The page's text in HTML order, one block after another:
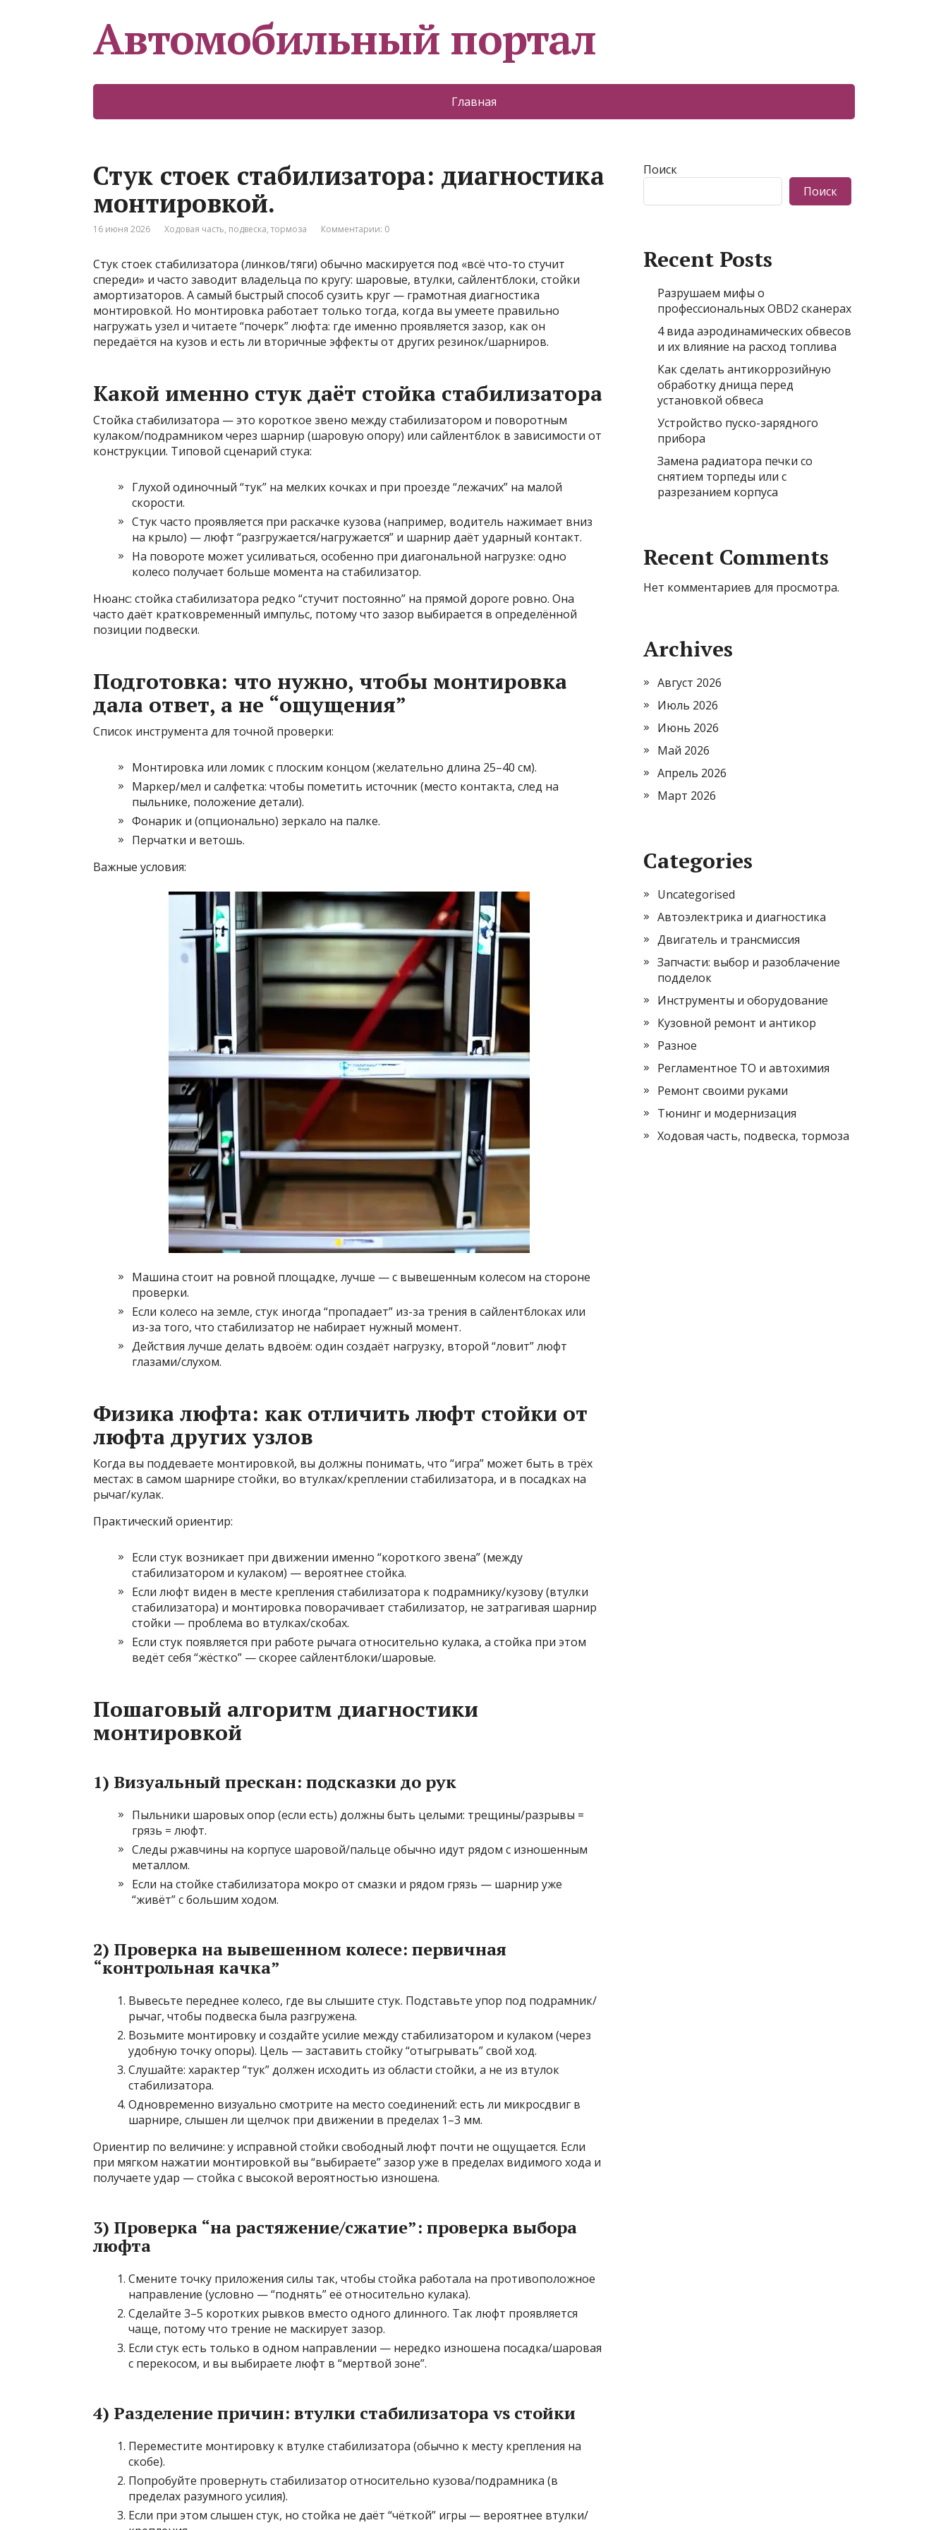
Автомобильный портал
Главная
Стук стоек стабилизатора: диагностика
монтировкой.
16 июня 2026 Ходовая часть, подвеска, тормоза Комментарии: 0
Стук стоек стабилизатора (линков/тяги) обычно маскируется под «всё что-то стучит
спереди» и часто заводит владельца по кругу: шаровые, втулки, сайлентблоки, стойки
амортизаторов. А самый быстрый способ сузить круг — грамотная диагностика
монтировкой. Но монтировка работает только тогда, когда вы умеете правильно
нагружать узел и читаете “почерк” люфта: где именно проявляется зазор, как он
передаётся на кузов и есть ли вторичные эффекты от других резинок/шарниров.
Какой именно стук даёт стойка стабилизатора
Стойка стабилизатора — это короткое звено между стабилизатором и поворотным
кулаком/подрамником через шарнир (шаровую опору) или сайлентблок в зависимости от
конструкции. Типовой сценарий стука:
Глухой одиночный “тук” на мелких кочках и при проезде “лежачих” на малой
скорости.
Стук часто проявляется при раскачке кузова (например, водитель нажимает вниз
на крыло) — люфт “разгружается/нагружается” и шарнир даёт ударный контакт.
На повороте может усиливаться, особенно при диагональной нагрузке: одно
колесо получает больше момента на стабилизатор.
Нюанс: стойка стабилизатора редко “стучит постоянно” на прямой дороге ровно. Она
часто даёт кратковременный импульс, потому что зазор выбирается в определённой
позиции подвески.
Подготовка: что нужно, чтобы монтировка
дала ответ, а не “ощущения”
Список инструмента для точной проверки:
Монтировка или ломик с плоским концом (желательно длина 25–40 см).
Маркер/мел и салфетка: чтобы пометить источник (место контакта, след на
пыльнике, положение детали).
Фонарик и (опционально) зеркало на палке.
Перчатки и ветошь.
Важные условия:
Машина стоит на ровной площадке, лучше — с вывешенным колесом на стороне
проверки.
Если колесо на земле, стук иногда “пропадает” из-за трения в сайлентблоках или
из-за того, что стабилизатор не набирает нужный момент.
Действия лучше делать вдвоём: один создаёт нагрузку, второй “ловит” люфт
глазами/слухом.
Физика люфта: как отличить люфт стойки от
люфта других узлов
Когда вы поддеваете монтировкой, вы должны понимать, что “игра” может быть в трёх
местах: в самом шарнире стойки, во втулках/креплении стабилизатора, и в посадках на
рычаг/кулак.
Практический ориентир:
Если стук возникает при движении именно “короткого звена” (между
стабилизатором и кулаком) — вероятнее стойка.
Если люфт виден в месте крепления стабилизатора к подрамнику/кузову (втулки
стабилизатора) и монтировка поворачивает стабилизатор, не затрагивая шарнир
стойки — проблема во втулках/скобах.
Если стук появляется при работе рычага относительно кулака, а стойка при этом
ведёт себя “жёстко” — скорее сайлентблоки/шаровые.
Пошаговый алгоритм диагностики
монтировкой
1) Визуальный прескан: подсказки до рук
Пыльники шаровых опор (если есть) должны быть целыми: трещины/разрывы =
грязь = люфт.
Следы ржавчины на корпусе шаровой/пальце обычно идут рядом с изношенным
металлом.
Если на стойке стабилизатора мокро от смазки и рядом грязь — шарнир уже
“живёт” с большим ходом.
2) Проверка на вывешенном колесе: первичная
“контрольная качка”
Вывесьте переднее колесо, где вы слышите стук. Подставьте упор под подрамник/
рычаг, чтобы подвеска была разгружена.
Возьмите монтировку и создайте усилие между стабилизатором и кулаком (через
удобную точку опоры). Цель — заставить стойку “отыгрывать” свой ход.
Слушайте: характер “тук” должен исходить из области стойки, а не из втулок
стабилизатора.
Одновременно визуально смотрите на место соединений: есть ли микросдвиг в
шарнире, слышен ли щелчок при движении в пределах 1–3 мм.
Ориентир по величине: у исправной стойки свободный люфт почти не ощущается. Если
при мягком нажатии монтировкой вы “выбираете” зазор уже в пределах видимого хода и
получаете удар — стойка с высокой вероятностью изношена.
3) Проверка “на растяжение/сжатие”: проверка выбора
люфта
Смените точку приложения силы так, чтобы стойка работала на противоположное
направление (условно — “поднять” её относительно кулака).
Сделайте 3–5 коротких рывков вместо одного длинного. Так люфт проявляется
чаще, потому что трение не маскирует зазор.
Если стук есть только в одном направлении — нередко изношена посадка/шаровая
с перекосом, и вы выбираете люфт в “мертвой зоне”.
4) Разделение причин: втулки стабилизатора vs стойки
Переместите монтировку к втулке стабилизатора (обычно к месту крепления на
скобе).
Попробуйте провернуть стабилизатор относительно кузова/подрамника (в
пределах разумного усилия).
Если при этом слышен стук, но стойка не даёт “чёткой” игры — вероятнее втулки/
Поиск
Поиск
Recent Posts
Разрушаем мифы о
профессиональных OBD2 сканерах
4 вида аэродинамических обвесов
и их влияние на расход топлива
Как сделать антикоррозийную
обработку днища перед
установкой обвеса
Устройство пуско-зарядного
прибора
Замена радиатора печки со
снятием торпеды или с
разрезанием корпуса
Recent Comments
Нет комментариев для просмотра.
Archives
Август 2026
Июль 2026
Июнь 2026
Май 2026
Апрель 2026
Март 2026
Categories
Uncategorised
Автоэлектрика и диагностика
Двигатель и трансмиссия
Запчасти: выбор и разоблачение
подделок
Инструменты и оборудование
Кузовной ремонт и антикор
Разное
Регламентное ТО и автохимия
Ремонт своими руками
Тюнинг и модернизация
Ходовая часть, подвеска, тормоза